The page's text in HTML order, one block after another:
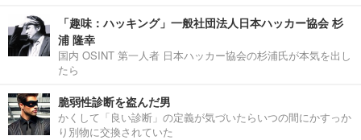
「趣味：ハッキング」一般社団法人日本ハッカー協会 杉
浦 隆幸
国内 OSINT 第一人者 日本ハッカー協会の杉浦氏が本気を出し
たら
脆弱性診断を盗んだ男
かくして「良い診断」の定義が気づいたらいつの間にかすっか
り別物に交換されていた